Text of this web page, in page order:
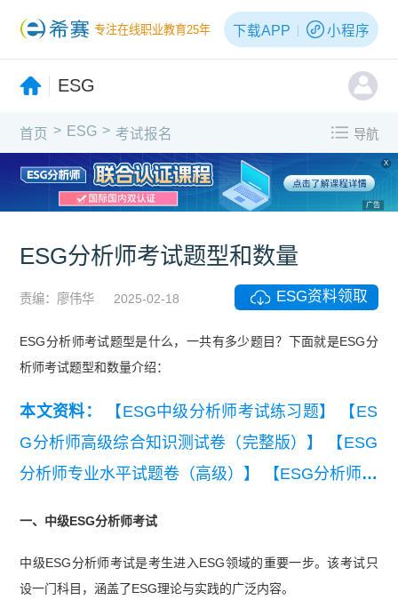
专注在线职业教育25年 下载APP 小程序
ESG
首页 > ESG > 考试报名 导航
X
广告
ESG分析师考试题型和数量
责编：廖伟华 2025-02-18 ESG资料领取
ESG分析师考试题型是什么，一共有多少题目？下面就是ESG分
析师考试题型和数量介绍：
本文资料： 【ESG中级分析师考试练习题】
【ES
G分析师高级综合知识测试卷（完整版）】
【ESG
分析师专业水平试题卷（高级）】
【ESG分析师联
高级练习题（上午）20250227】 【中科电气案例-
2023年度环境社会与公司治理ESG报告】
一、中级ESG分析师考试
中级ESG分析师考试是考生进入ESG领域的重要一步。该考试只
设一门科目，涵盖了ESG理论与实践的广泛内容。